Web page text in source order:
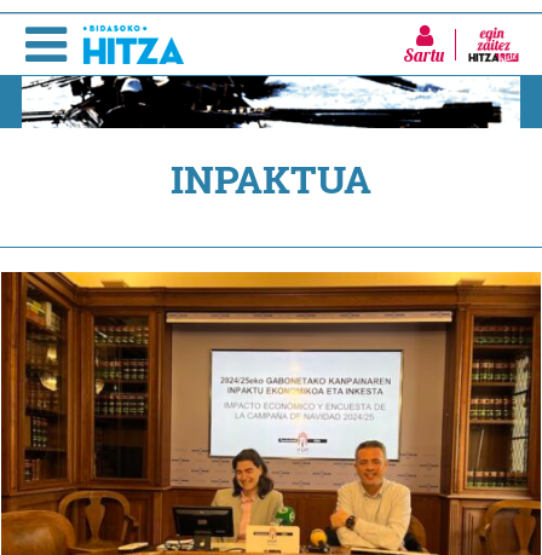
Sartu
INPAKTUA